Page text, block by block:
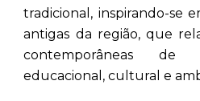
tradicional, inspirando-se
antigas da região, que
contemporâneas de
educacional, cultural e